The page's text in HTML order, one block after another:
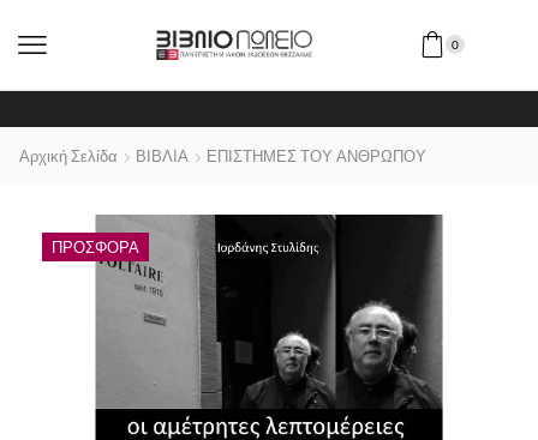
0
Αρχική Σελίδα ΒΙΒΛΙΑ ΕΠΙΣΤΗΜΕΣ ΤΟΥ ΑΝΘΡΩΠΟΥ
ΠΡΟΣΦΟΡΆ